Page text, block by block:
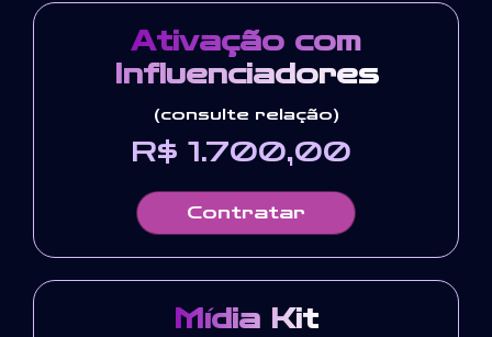
Ativação com
Influenciadores
(consulte relação)
R$ 1.700,00
Contratar
Mídia Kit